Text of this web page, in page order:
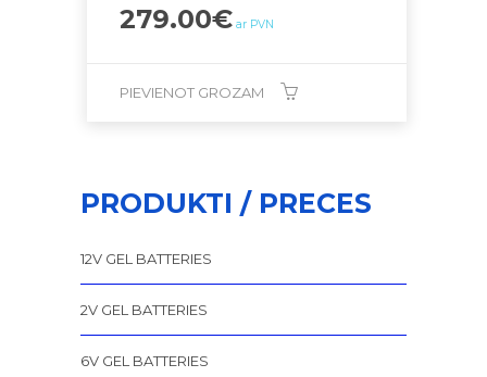
279.00€ ar PVN
PIEVIENOT GROZAM
PRODUKTI / PRECES
12V GEL BATTERIES
2V GEL BATTERIES
6V GEL BATTERIES